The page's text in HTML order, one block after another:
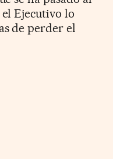
Ejecutivo lo
de perder el